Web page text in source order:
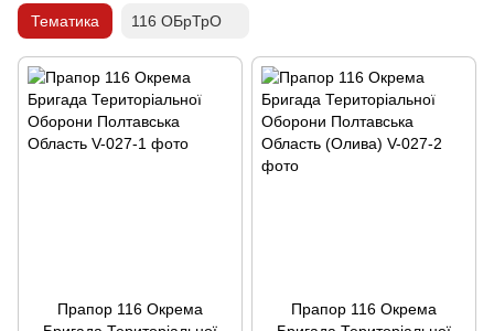
Тематика 116 ОБрТрО
Прапор 116 Окрема
Прапор 116 Окрема